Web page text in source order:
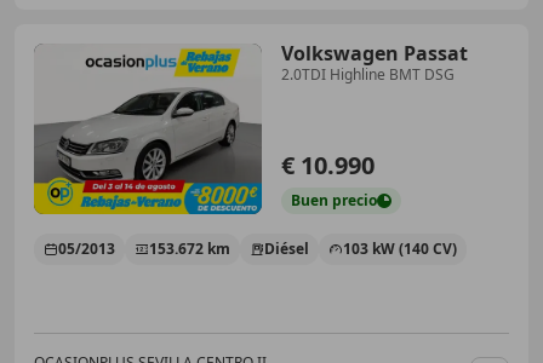
Volkswagen Passat
2.0TDI Highline BMT DSG
€ 10.990
Buen precio
05/2013 153.672 km Diésel 103 kW (140 CV)